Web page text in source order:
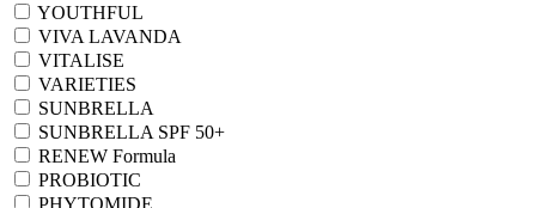
YOUTHFUL
VIVA LAVANDA
VITALISE
VARIETIES
SUNBRELLA
SUNBRELLA SPF 50+
RENEW Formula
PROBIOTIC
PHYTOMIDE